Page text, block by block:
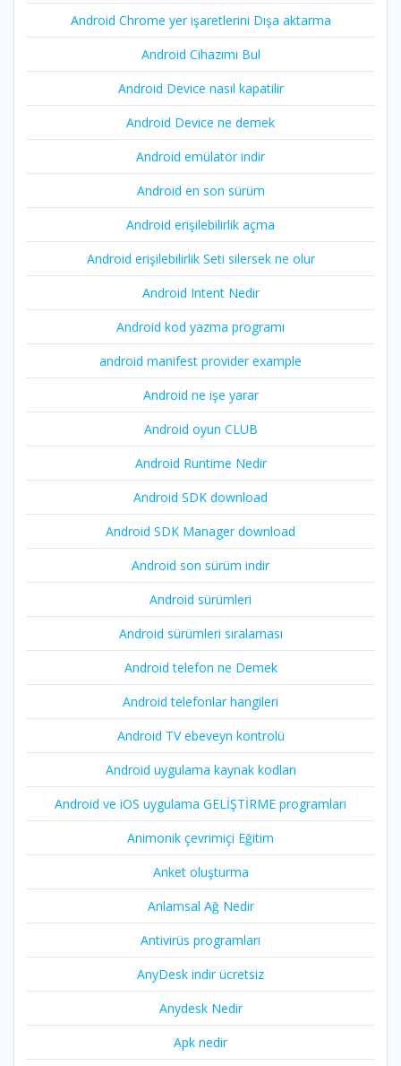
Android Chrome yer işaretlerini Dışa aktarma
Android Cihazımı Bul
Android Device nasıl kapatilir
Android Device ne demek
Android emülatör indir
Android en son sürüm
Android erişilebilirlik açma
Android erişilebilirlik Seti silersek ne olur
Android Intent Nedir
Android kod yazma programı
android manifest provider example
Android ne işe yarar
Android oyun CLUB
Android Runtime Nedir
Android SDK download
Android SDK Manager download
Android son sürüm indir
Android sürümleri
Android sürümleri sıralaması
Android telefon ne Demek
Android telefonlar hangileri
Android TV ebeveyn kontrolü
Android uygulama kaynak kodları
Android ve iOS uygulama GELİŞTİRME programları
Animonik çevrimiçi Eğitim
Anket oluşturma
Anlamsal Ağ Nedir
Antivirüs programları
AnyDesk indir ücretsiz
Anydesk Nedir
Apk nedir